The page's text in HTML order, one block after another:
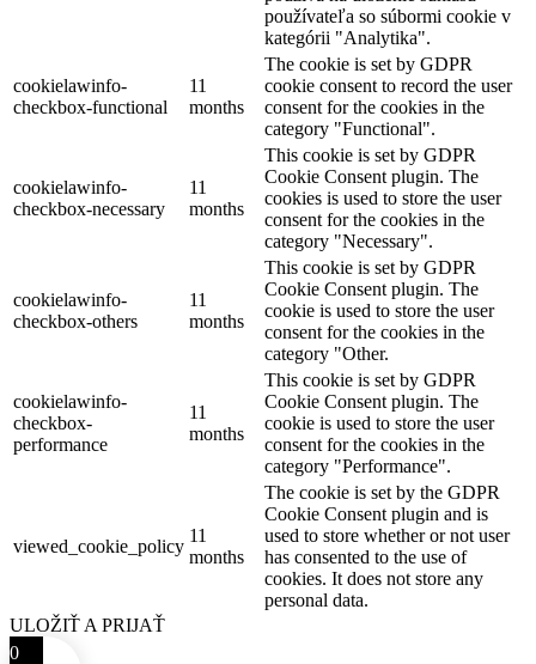
používateľa so súbormi cookie v
kategórii "Analytika".
cookielawinfo-
checkbox-functional
11
months
The cookie is set by GDPR
cookie consent to record the user
consent for the cookies in the
category "Functional".
cookielawinfo-
checkbox-necessary
11
months
This cookie is set by GDPR
Cookie Consent plugin. The
cookies is used to store the user
consent for the cookies in the
category "Necessary".
cookielawinfo-
checkbox-others
11
months
This cookie is set by GDPR
Cookie Consent plugin. The
cookie is used to store the user
consent for the cookies in the
category "Other.
cookielawinfo-
checkbox-
performance
11
months
This cookie is set by GDPR
Cookie Consent plugin. The
cookie is used to store the user
consent for the cookies in the
category "Performance".
viewed_cookie_policy
11
months
The cookie is set by the GDPR
Cookie Consent plugin and is
used to store whether or not user
has consented to the use of
cookies. It does not store any
personal data.
ULOŽIŤ A PRIJAŤ
0